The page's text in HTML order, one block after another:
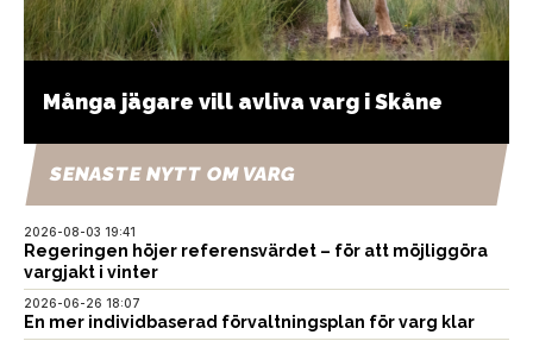
Många jägare vill avliva varg i Skåne
SENASTE NYTT OM VARG
2026-08-03 19:41
Regeringen höjer referensvärdet – för att möjliggöra
vargjakt i vinter
2026-06-26 18:07
En mer individbaserad förvaltningsplan för varg klar